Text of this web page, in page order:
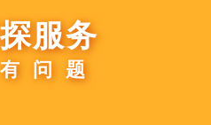
服务
问题